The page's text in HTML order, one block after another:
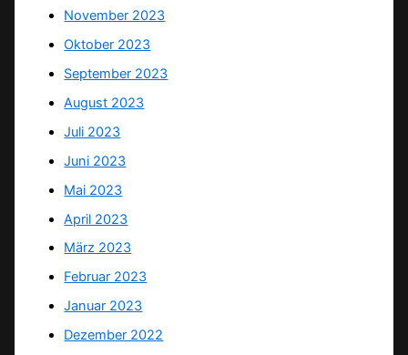
November 2023
Oktober 2023
September 2023
August 2023
Juli 2023
Juni 2023
Mai 2023
April 2023
März 2023
Februar 2023
Januar 2023
Dezember 2022